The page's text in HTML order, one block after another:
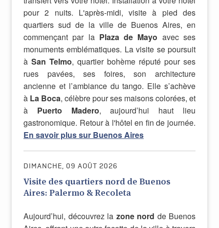
pour 2 nuits. L'après-midi, visite à pied des
quartiers sud de la ville de Buenos Aires, en
commençant par la Plaza de Mayo avec ses
monuments emblématiques. La visite se poursuit
à San Telmo, quartier bohème réputé pour ses
rues pavées, ses foires, son architecture
ancienne et l’ambiance du tango. Elle s’achève
à La Boca, célèbre pour ses maisons colorées, et
à Puerto Madero, aujourd’hui haut lieu
gastronomique. Retour à l'hôtel en fin de journée.
En savoir plus sur Buenos Aires
DIMANCHE, 09 AOÛT 2026
Visite des quartiers nord de Buenos
Aires: Palermo & Recoleta
Aujourd’hui, découvrez la zone nord de Buenos